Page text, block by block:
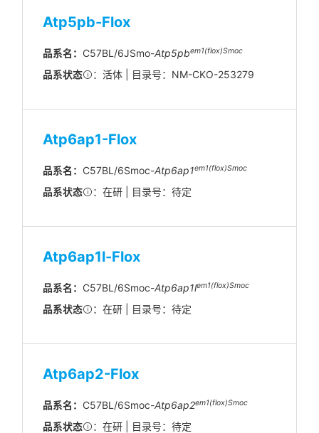
Atp5pb-Flox
品系名： C57BL/6JSmo-Atp5pbem1(flox)Smoc
品系状态 ：活体 | 目录号：NM-CKO-253279
Atp6ap1-Flox
品系名： C57BL/6Smoc-Atp6ap1em1(flox)Smoc
品系状态 ：在研 | 目录号：待定
Atp6ap1l-Flox
品系名： C57BL/6Smoc-Atp6ap1lem1(flox)Smoc
品系状态 ：在研 | 目录号：待定
Atp6ap2-Flox
品系名： C57BL/6Smoc-Atp6ap2em1(flox)Smoc
品系状态 ：在研 | 目录号：待定